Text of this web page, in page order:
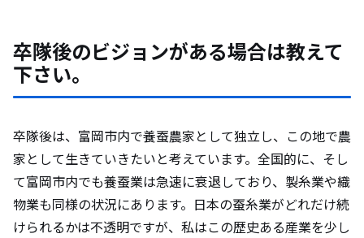
卒隊後のビジョンがある場合は教えて
下さい。
卒隊後は、富岡市内で養蚕農家として独立し、この地で農
家として生きていきたいと考えています。全国的に、そし
て富岡市内でも養蚕業は急速に衰退しており、製糸業や織
物業も同様の状況にあります。日本の蚕糸業がどれだけ続
けられるかは不透明ですが、私はこの歴史ある産業を少し